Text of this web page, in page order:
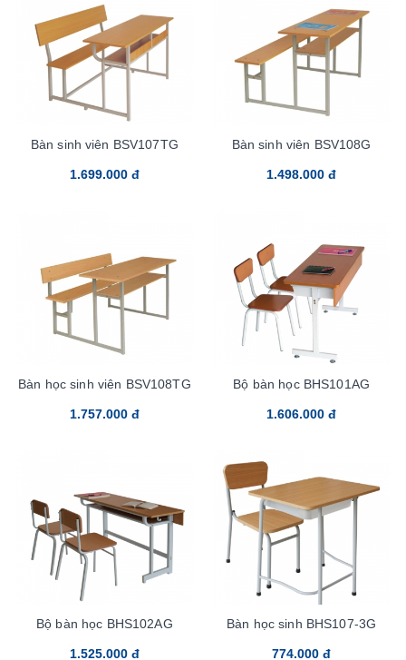
Bàn sinh viên BSV107TG
1.699.000 đ
Bàn sinh viên BSV108G
1.498.000 đ
Bàn học sinh viên BSV108TG
1.757.000 đ
Bộ bàn học BHS101AG
1.606.000 đ
Bộ bàn học BHS102AG
1.525.000 đ
Bàn học sinh BHS107-3G
774.000 đ